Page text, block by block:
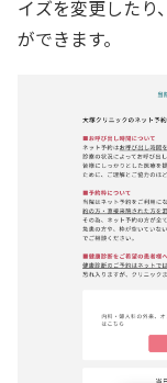
イズを変更したり
ができます。